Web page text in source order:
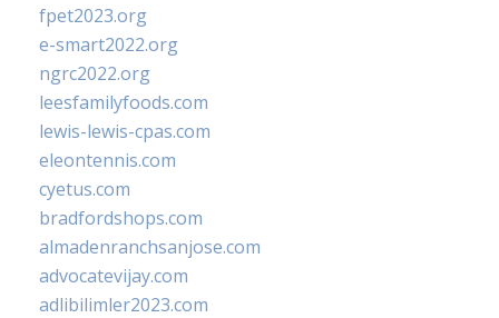
fpet2023.org
e-smart2022.org
ngrc2022.org
leesfamilyfoods.com
lewis-lewis-cpas.com
eleontennis.com
cyetus.com
bradfordshops.com
almadenranchsanjose.com
advocatevijay.com
adlibilimler2023.com